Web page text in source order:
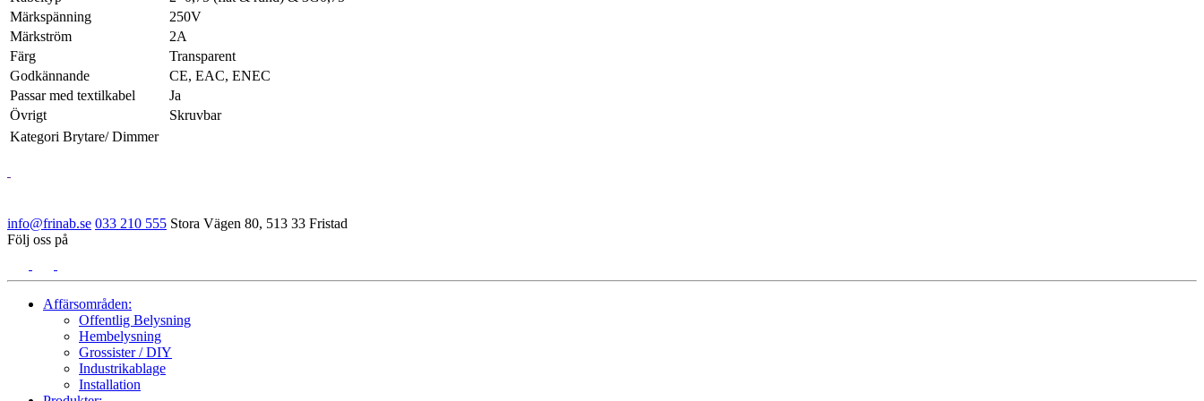
Märkspänning
250V
Märkström
2A
Färg
Transparent
Godkännande
CE, EAC, ENEC
Passar med textilkabel
Ja
Övrigt
Skruvbar
Kategori Brytare/ Dimmer
info@frinab.se 033 210 555 Stora Vägen 80, 513 33 Fristad
Följ oss på
Affärsområden:
Offentlig Belysning
Hembelysning
Grossister / DIY
Industrikablage
Installation